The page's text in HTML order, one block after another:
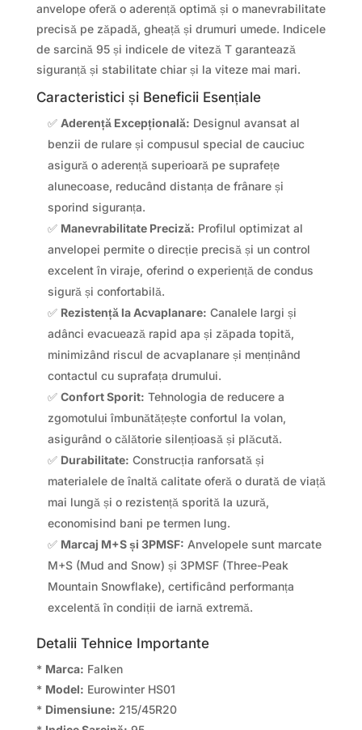
anvelope oferă o aderență optimă și o manevrabilitate
precisă pe zăpadă, gheață și drumuri umede. Indicele
de sarcină 95 și indicele de viteză T garantează
siguranță și stabilitate chiar și la viteze mai mari.
Caracteristici și Beneficii Esențiale
✅ Aderență Excepțională: Designul avansat al
benzii de rulare și compusul special de cauciuc
asigură o aderență superioară pe suprafețe
alunecoase, reducând distanța de frânare și
sporind siguranța.
✅ Manevrabilitate Preciză: Profilul optimizat al
anvelopei permite o direcție precisă și un control
excelent în viraje, oferind o experiență de condus
sigură și confortabilă.
✅ Rezistență la Acvaplanare: Canalele largi și
adânci evacuează rapid apa și zăpada topită,
minimizând riscul de acvaplanare și menținând
contactul cu suprafața drumului.
✅ Confort Sporit: Tehnologia de reducere a
zgomotului îmbunătățește confortul la volan,
asigurând o călătorie silențioasă și plăcută.
✅ Durabilitate: Construcția ranforsată și
materialele de înaltă calitate oferă o durată de viață
mai lungă și o rezistență sporită la uzură,
economisind bani pe termen lung.
✅ Marcaj M+S și 3PMSF: Anvelopele sunt marcate
M+S (Mud and Snow) și 3PMSF (Three-Peak
Mountain Snowflake), certificând performanța
excelentă în condiții de iarnă extremă.
Detalii Tehnice Importante
* Marca: Falken
* Model: Eurowinter HS01
* Dimensiune: 215/45R20